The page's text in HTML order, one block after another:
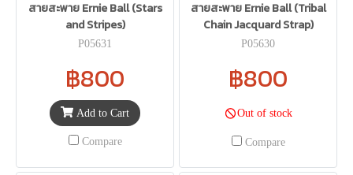
สายสะพาย Ernie Ball (Stars
and Stripes)
P05631
฿800
Add to Cart
Compare
สายสะพาย Ernie Ball (Tribal
Chain Jacquard Strap)
P05630
฿800
Out of stock
Compare